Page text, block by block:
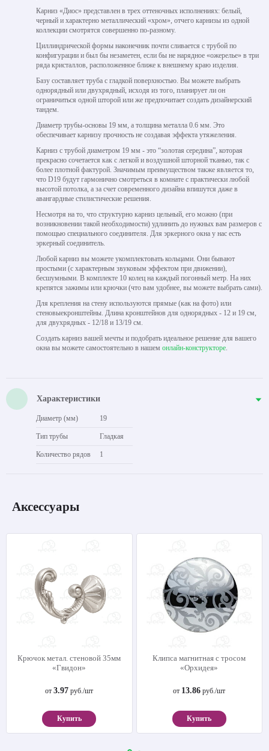
Карниз «Диос» представлен в трех оттеночных исполнениях: белый,
черный и характерно металлический «хром», отчего карнизы из одной
коллекции смотрятся совершенно по-разному.
Циллиндрической формы наконечник почти сливается с трубой по
конфигурации и был бы незаметен, если бы не нарядное «ожерелье» в три
ряда кристаллов, расположенное ближе к внешнему краю изделия.
Базу составляет труба с гладкой поверхностью. Вы можете выбрать
однорядный или двухрядный, исходя из того, планирует ли он
ограничиться одной шторой или же предпочитает создать дизайнерский
тандем.
Диаметр трубы-основы 19 мм, а толщина металла 0.6 мм. Это
обеспечивает карнизу прочность не создавая эффекта утяжеления.
Карниз с трубой диаметром 19 мм - это “золотая середина”, которая
прекрасно сочетается как с легкой и воздушной шторной тканью, так с
более плотной фактурой. Значимым преимуществом также является то,
что D19 будут гармонично смотреться в комнате с практически любой
высотой потолка, а за счет современного дизайна впишутся даже в
авангардные стилистические решения.
Несмотря на то, что структурно карниз цельный, его можно (при
возникновении такой необходимости) удлинить до нужных вам размеров с
помощью специального соединителя. Для эркерного окна у нас есть
эркерный соединитель.
Любой карниз вы можете укомплектовать кольцами. Они бывают
простыми (с характерным звуковым эффектом при движении),
бесшумными. В комплекте 10 колец на каждый погонный метр. На них
крепятся зажимы или крючки (что вам удобнее, вы можете выбрать сами).
Для крепления на стену используются прямые (как на фото) или
стеновыекронштейны. Длина кронштейнов для однорядных - 12 и 19 см,
для двухрядных - 12/18 и 13/19 см.
Создать карниз вашей мечты и подобрать идеальное решение для вашего
окна вы можете самостоятельно в нашем онлайн-конструкторе.
Характеристики
Диаметр (мм) 19
Тип трубы Гладкая
Количество рядов 1
Аксессуары
Крючок метал. стеновой 35мм
«Гвидон»
от3.97 руб./шт
Купить
Клипса магнитная с тросом
«Орхидея»
от 13.86 руб./шт
Купить